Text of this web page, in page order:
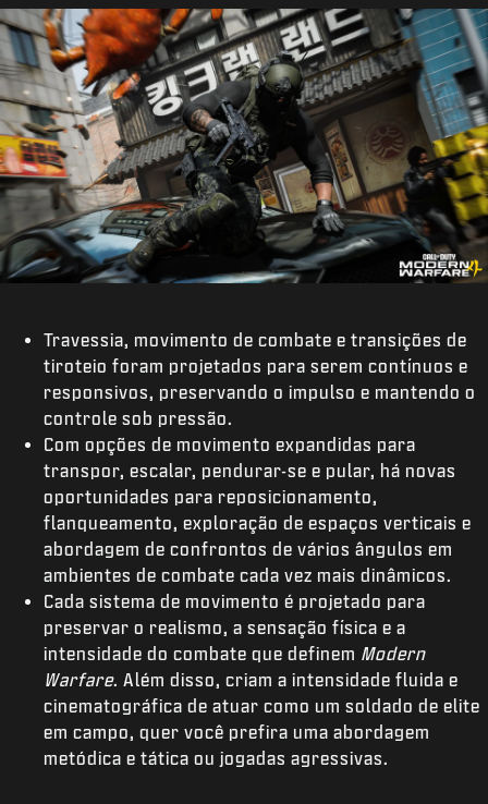
Travessia, movimento de combate e transições de
tiroteio foram projetados para serem contínuos e
responsivos, preservando o impulso e mantendo o
controle sob pressão.
Com opções de movimento expandidas para
transpor, escalar, pendurar-se e pular, há novas
oportunidades para reposicionamento,
flanqueamento, exploração de espaços verticais e
abordagem de confrontos de vários ângulos em
ambientes de combate cada vez mais dinâmicos.
Cada sistema de movimento é projetado para
preservar o realismo, a sensação física e a
intensidade do combate que definem Modern
Warfare. Além disso, criam a intensidade fluida e
cinematográfica de atuar como um soldado de elite
em campo, quer você prefira uma abordagem
metódica e tática ou jogadas agressivas.